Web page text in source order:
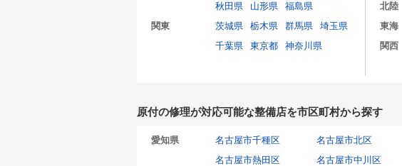
秋田県
山形県
福島県
関東
茨城県 栃木県 群馬県
埼玉県
千葉県
東京都 神奈川県
北陸
東海
関西
原付の修理が対応可能な整備店を市区町村から探す
愛知県 名古屋市千種区 名古屋市北区
名古屋市熱田区
名古屋市中川区